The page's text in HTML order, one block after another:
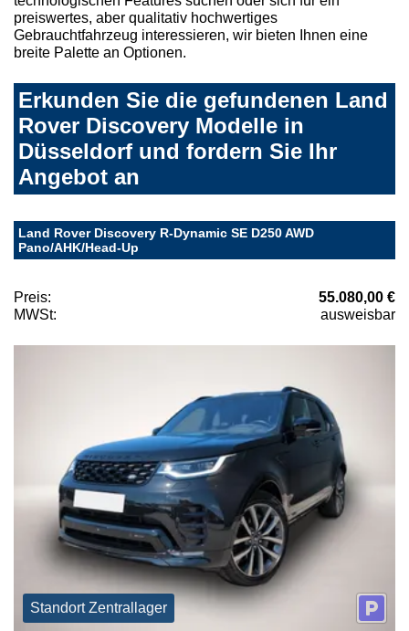
preiswertes, aber qualitativ hochwertiges
Gebrauchtfahrzeug interessieren, wir bieten Ihnen eine
breite Palette an Optionen.
Erkunden Sie die gefundenen Land
Rover Discovery Modelle in
Düsseldorf und fordern Sie Ihr
Angebot an
Land Rover Discovery R-Dynamic SE D250 AWD
Pano/AHK/Head-Up
Preis:
55.080,00 €
MWSt:
ausweisbar
Standort Zentrallager